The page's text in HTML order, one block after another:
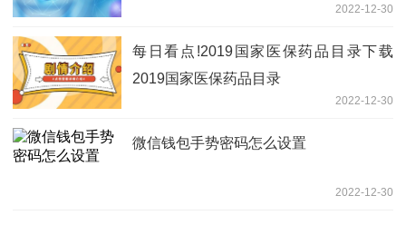
2022-12-30
每日看点!2019国家医保药品目录下载
2019国家医保药品目录
2022-12-30
微信钱包手势密码怎么设置
2022-12-30